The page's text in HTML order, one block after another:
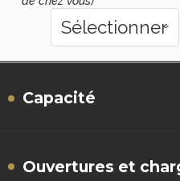
Capacité
Ouvertures et